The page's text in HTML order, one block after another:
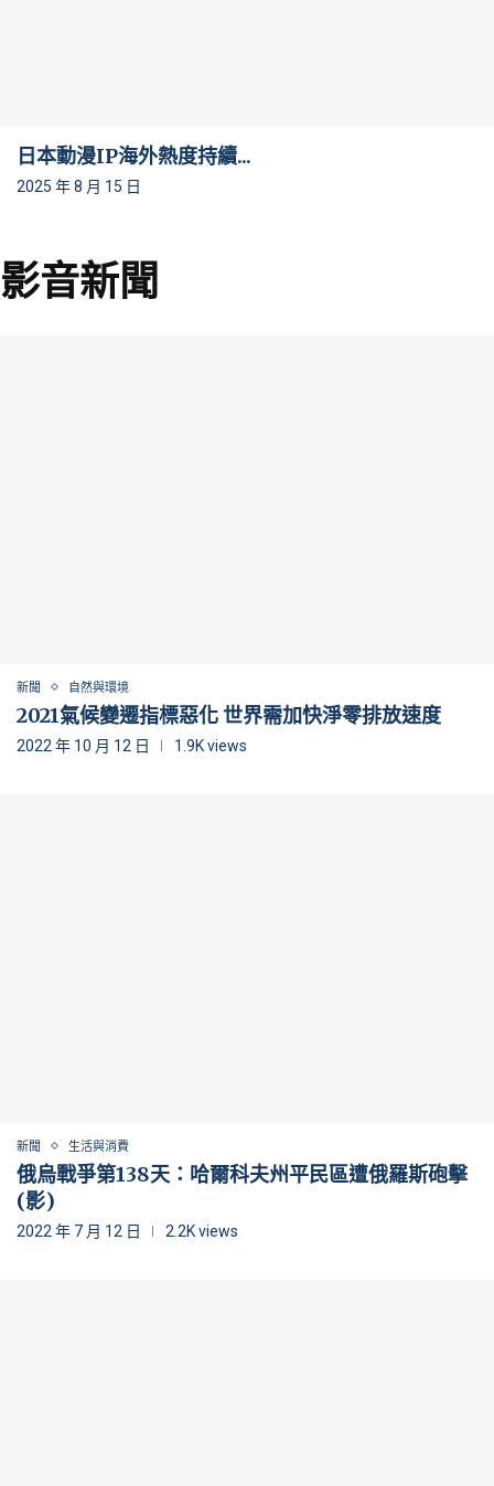
日本動漫IP海外熱度持續...
2025 年 8 月 15 日
影音新聞
新聞 自然與環境
2021氣候變遷指標惡化 世界需加快淨零排放速度
2022 年 10 月 12 日 1.9K views
新聞 生活與消費
俄烏戰爭第138天：哈爾科夫州平民區遭俄羅斯砲擊
(影)
2022 年 7 月 12 日 2.2K views